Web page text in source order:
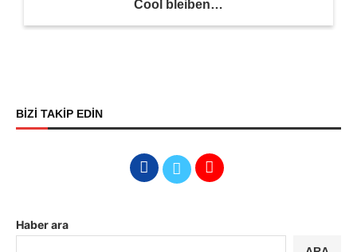
Cool bleiben…
BİZİ TAKİP EDİN
Haber ara